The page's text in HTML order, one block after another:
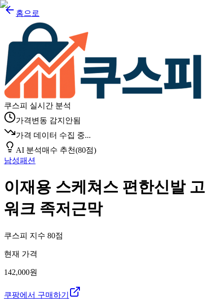
홈으로
쿠스피 실시간 분석
가격변동 감지안됨
가격 데이터 수집 중...
AI 분석매수 추천(80점)
남성패션
이재용 스케쳐스 편한신발 고
워크 족저근막
쿠스피 지수 80점
현재 가격
142,000원
쿠팡에서 구매하기